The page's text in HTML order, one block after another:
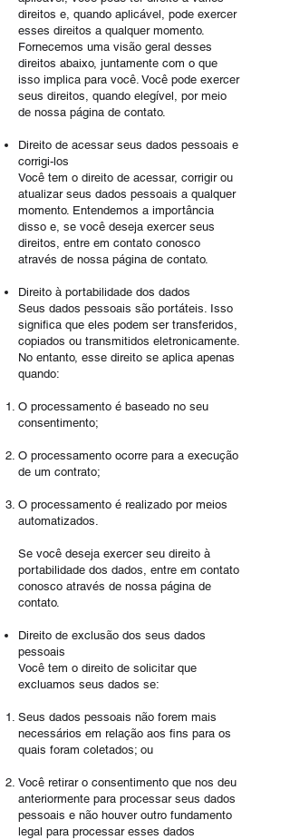
direitos e, quando aplicável, pode exercer
esses direitos a qualquer momento.
Fornecemos uma visão geral desses
direitos abaixo, juntamente com o que
isso implica para você. Você pode exercer
seus direitos, quando elegível, por meio
de nossa página de contato.
Direito de acessar seus dados pessoais e
corrigi-los
Você tem o direito de acessar, corrigir ou
atualizar seus dados pessoais a qualquer
momento. Entendemos a importância
disso e, se você deseja exercer seus
direitos, entre em contato conosco
através de nossa página de contato.
Direito à portabilidade dos dados
Seus dados pessoais são portáteis. Isso
significa que eles podem ser transferidos,
copiados ou transmitidos eletronicamente.
No entanto, esse direito se aplica apenas
quando:
O processamento é baseado no seu
consentimento;
O processamento ocorre para a execução
de um contrato;
O processamento é realizado por meios
automatizados.
​Se você deseja exercer seu direito à
portabilidade dos dados, entre em contato
conosco através de nossa página de
contato.
Direito de exclusão dos seus dados
pessoais
Você tem o direito de solicitar que
excluamos seus dados se:
Seus dados pessoais não forem mais
necessários em relação aos fins para os
quais foram coletados; ou
Você retirar o consentimento que nos deu
anteriormente para processar seus dados
pessoais e não houver outro fundamento
legal para processar esses dados